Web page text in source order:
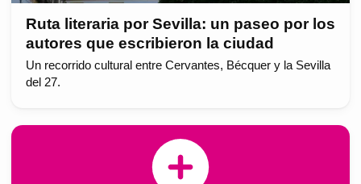
Ruta literaria por Sevilla: un paseo por los
autores que escribieron la ciudad
Un recorrido cultural entre Cervantes, Bécquer y la Sevilla
del 27.